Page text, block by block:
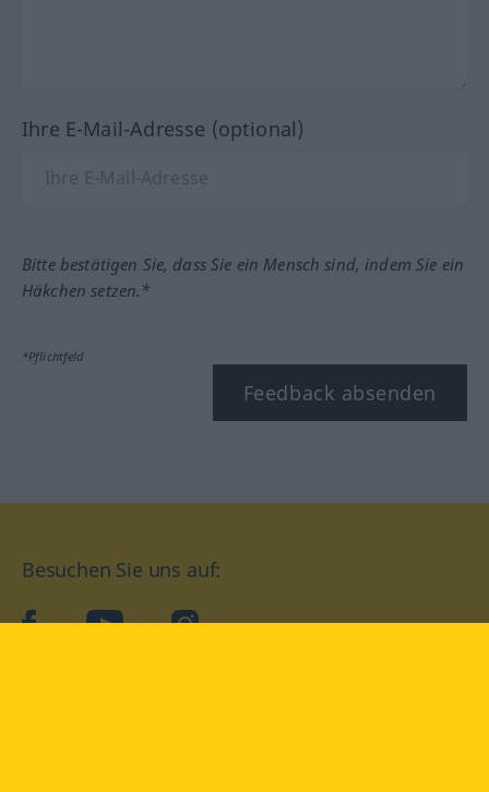
Ihre E-Mail-Adresse (optional)
Bitte bestätigen Sie, dass Sie ein Mensch sind, indem Sie ein
Häkchen setzen.*
*Pflichtfeld
Feedback absenden
Besuchen Sie uns auf:
facebookYouTube Instagram